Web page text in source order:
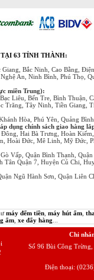
63 TỈNH THÀNH:
Giang, Bắc Ninh, Cao Bằng,
An, Ninh Bình, Phú Thọ,
miền Trung):
Liêu, Bến Tre, Bình
Trăng, Tây Ninh, Tiền Giang,
Hòa, Phú Yên, Quảng
dụng chính sách giao hàng
Hai Bà Trưng, Hoàn
Hoài Đức, Mê Linh, Mỹ Đức,
Vấp, Quận Bình Thạnh,
Tân Quận 7, Huyện Củ Chi,
Ngũ Hành Sơn, Quận Liên
máy đếm tiền máy hút ẩm
ẩm xe đẩy hàng
Chi
Số 96 Bùi Công
Điện thoại: